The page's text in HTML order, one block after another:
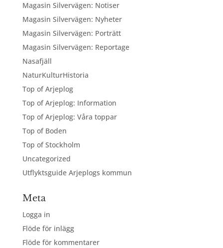
Magasin Silvervägen: Notiser
Magasin Silvervägen: Nyheter
Magasin Silvervägen: Porträtt
Magasin Silvervägen: Reportage
Nasafjäll
NaturKulturHistoria
Top of Arjeplog
Top of Arjeplog: Information
Top of Arjeplog: Våra toppar
Top of Boden
Top of Stockholm
Uncategorized
Utflyktsguide Arjeplogs kommun
Meta
Logga in
Flöde för inlägg
Flöde för kommentarer